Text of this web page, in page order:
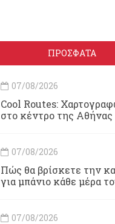
ΠΡΟΣΦΑΤΑ
07/08/2026
Cool Routes:
στο κέντρο της Αθήνας
07/08/2026
Πώς θα βρίσκετε την
για μπάνιο κάθε μέρα
07/08/2026